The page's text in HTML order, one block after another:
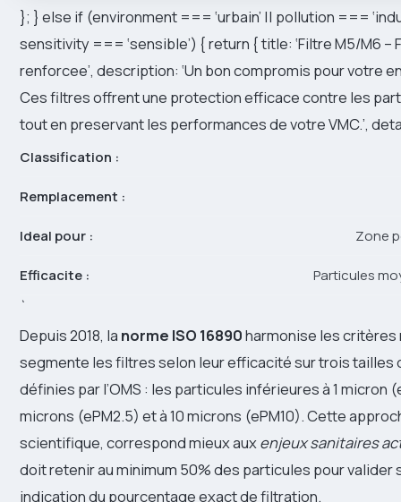
}; } else if (environment === ‘urbain’ || pollution ===
sensitivity === ‘sensible’) { return { title: ‘Filtre M5/M6 –
renforcee’, description: ‘Un bon compromis pour votre
Ces filtres offrent une protection efficace contre les
tout en preservant les performances de votre VMC.’,
Classification :
Remplacement :
Ideal pour : Zone
Efficacite : Particules
`
Depuis 2018, la norme ISO 16890harmonise les critères
segmente les filtres selon leur efficacité sur trois tailles
définies par l’OMS : les particules inférieures à 1 micron
microns (ePM2.5) et à 10 microns (ePM10). Cette
scientifique, correspond mieux auxenjeux sanitaires
doit retenir au minimum 50% des particules pour valider
indication du pourcentage exact de filtration.